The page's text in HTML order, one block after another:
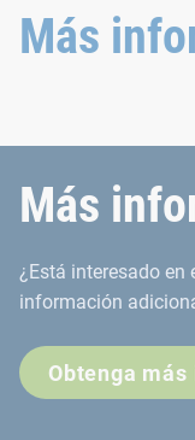
nueva y probada.
Más
Más
¿Está interesado en
información
Obtenga